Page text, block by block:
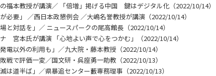
本教授が講演／ 「倍増」掲げる中国 鍵はデジタル化（2022/10/14）
要」 ／西日本政懇例会 ／大嶋名誉教授が講演（2022/10/14）
対話を」／ ニュースパークの尾高館長（2022/10/14）
宮本氏が講演 「心地よい声で心をつかむ」（2022/10/14）
以外の利用も」／九大院・藤本教授（2022/10/14）
で評価一変／国文研・呉座勇一助教（2022/10/13）
道半ば」／県暴追センター藪専務理事（2022/10/13）